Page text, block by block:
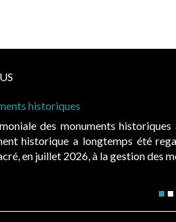
historiques
des monuments
historique a longtemps été
en juillet 2026, à la gestion des